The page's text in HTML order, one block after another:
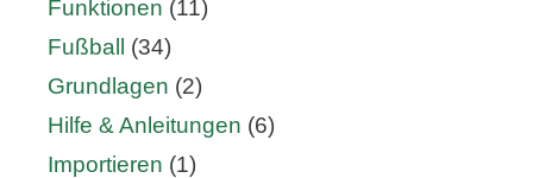
Funktionen (11)
Fußball
(34)
Grundlagen (2)
Hilfe & Anleitungen (6)
Importieren (1)